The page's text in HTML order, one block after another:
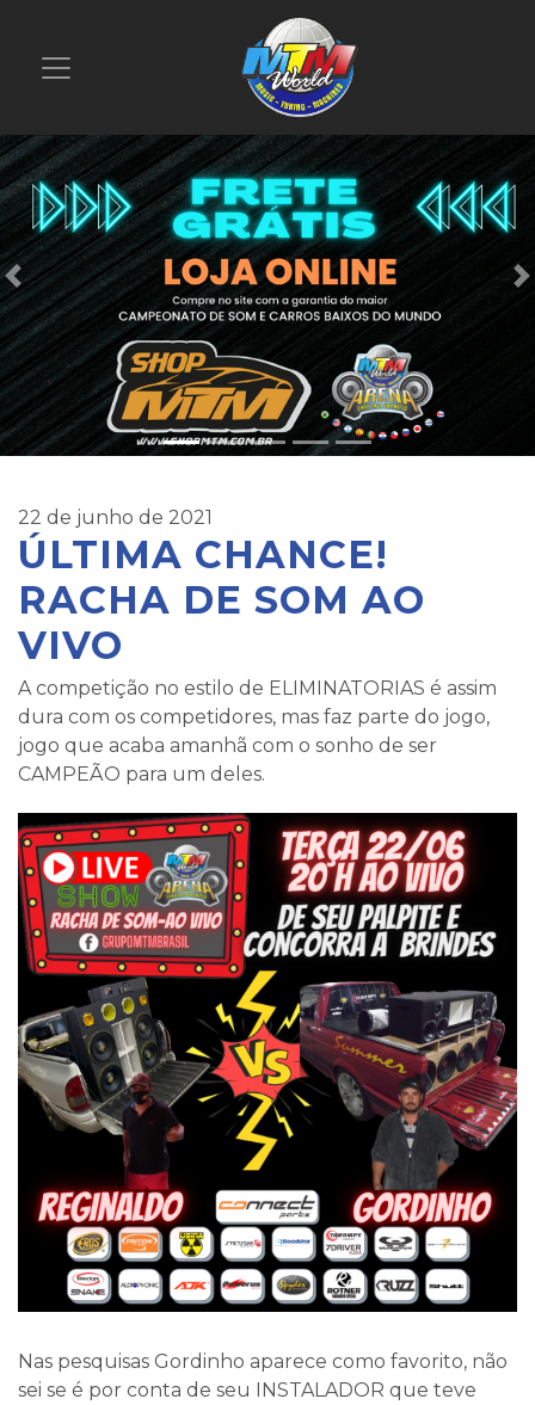
Previous
22 de junho de 2021
ÚLTIMA CHANCE!
RACHA DE SOM AO
VIVO
A competição no estilo de ELIMINATORIAS é assim
dura com os competidores, mas faz parte do jogo,
jogo que acaba amanhã com o sonho de ser
CAMPEÃO para um deles.
Nas pesquisas Gordinho aparece como favorito, não
sei se é por conta de seu INSTALADOR que teve